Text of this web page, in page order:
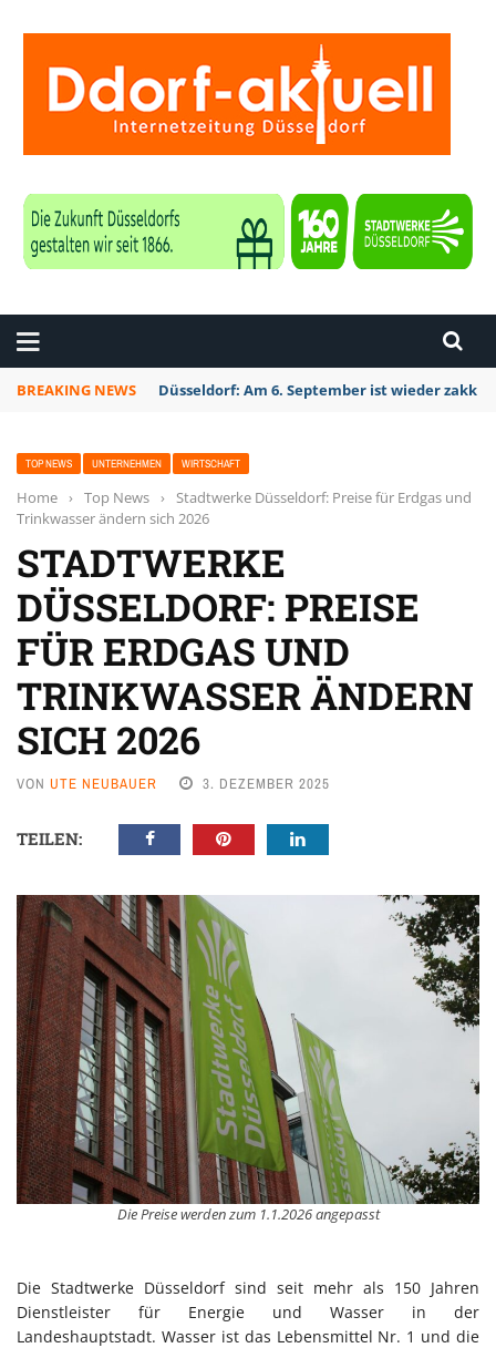
BREAKING NEWS Düsseldorf: Am 6. September ist wieder zakk
TOP NEWS UNTERNEHMEN WIRTSCHAFT
Home › Top News › Stadtwerke Düsseldorf: Preise für Erdgas und
Trinkwasser ändern sich 2026
STADTWERKE
DÜSSELDORF: PREISE
FÜR ERDGAS UND
TRINKWASSER ÄNDERN
SICH 2026
VON UTE NEUBAUER 3. DEZEMBER 2025
TEILEN:
Die Preise werden zum 1.1.2026 angepasst
Die Stadtwerke Düsseldorf sind seit mehr als 150 Jahren
Dienstleister für Energie und Wasser in der
Landeshauptstadt. Wasser ist das Lebensmittel Nr. 1 und die